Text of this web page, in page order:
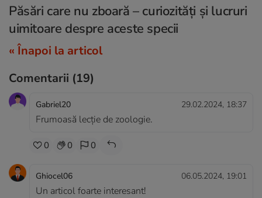
Păsări care nu zboară – curiozități și lucruri
uimitoare despre aceste specii
« Înapoi la articol
Comentarii (19)
Gabriel20 29.02.2024, 18:37
Frumoasă lecție de zoologie.
0 0 0
Ghiocel06 06.05.2024, 19:01
Un articol foarte interesant!